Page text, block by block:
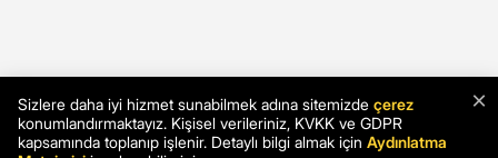
×
Sizlere daha iyi hizmet sunabilmek adına sitemizde çerez
konumlandırmaktayız. Kişisel verileriniz, KVKK ve GDPR
kapsamında toplanıp işlenir. Detaylı bilgi almak için Aydınlatma